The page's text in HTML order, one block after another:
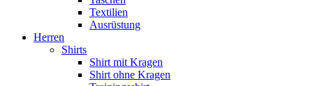
Textilien
Ausrüstung
Herren
Shirts
Shirt mit Kragen
Shirt ohne Kragen